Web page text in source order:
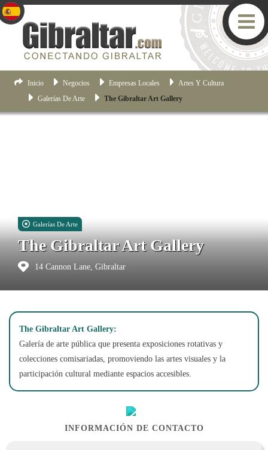
Inicio Negocios Empresas Locales
Artes Y Cultura
Galerías De Arte
The Gibraltar Art Gallery
Galerías De Arte
The Gibraltar Art Gallery
14 Cannon Lane, Gibraltar
The Gibraltar Art Gallery:
Galería de arte pública que presenta exposiciones rotativas y
colecciones comisariadas, promoviendo las artes visuales y la
participación cultural mediante espacios accesibles.
INFORMACIÓN DE CONTACTO